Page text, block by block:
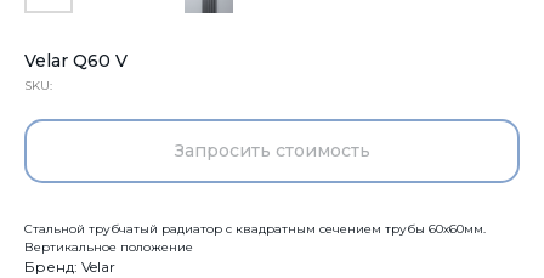
Velar Q60 V
SKU:
Запросить стоимость
Стальной трубчатый радиатор c квадратным сечением трубы 60х60мм.
Вертикальное положение
Бренд: Velar